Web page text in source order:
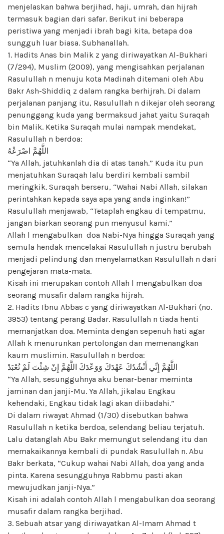
menjelaskan bahwa berjihad, haji, umrah, dan hijrah
termasuk bagian dari safar. Berikut ini beberapa
peristiwa yang menjadi ibrah bagi kita, betapa doa
sungguh luar biasa. Subhanallah.
1. Hadits Anas bin Malik z yang diriwayatkan Al-Bukhari
(7/294), Muslim (2009), yang mengisahkan perjalanan
Rasulullah n menuju kota Madinah ditemani oleh Abu
Bakr Ash-Shiddiq z dalam rangka berhijrah. Di dalam
perjalanan panjang itu, Rasulullah n dikejar oleh seorang
penunggang kuda yang bermaksud jahat yaitu Suraqah
bin Malik. Ketika Suraqah mulai nampak mendekat,
Rasulullah n berdoa:
اللَّهُمَّ اصْرَعْهُ
“Ya Allah, jatuhkanlah dia di atas tanah.” Kuda itu pun
menjatuhkan Suraqah lalu berdiri kembali sambil
meringkik. Suraqah berseru, “Wahai Nabi Allah, silakan
perintahkan kepada saya apa yang anda inginkan!”
Rasulullah menjawab, “Tetaplah engkau di tempatmu,
jangan biarkan seorang pun menyusul kami.”
Allah l mengabulkan doa Nabi-Nya hingga Suraqah yang
semula hendak mencelakai Rasulullah n justru berubah
menjadi pelindung dan menyelamatkan Rasulullah n dari
pengejaran mata-mata.
Kisah ini merupakan contoh Allah l mengabulkan doa
seorang musafir dalam rangka hijrah.
2. Hadits Ibnu Abbas c yang diriwayatkan Al-Bukhari (no.
3953) tentang perang Badar. Rasulullah n tiada henti
memanjatkan doa. Meminta dengan sepenuh hati agar
Allah k menurunkan pertolongan dan memenangkan
kaum muslimin. Rasulullah n berdoa:
اللَّهُمَّ إِنِّي أَنْشُدُكَ عَهْدَكَ وَوَعْدَكَ اللَّهُمَّ إِنْ شِئْتَ لَمْ تُعْبَدْ
“Ya Allah, sesungguhnya aku benar-benar meminta
jaminan dan janji-Mu. Ya Allah, jikalau Engkau
kehendaki, Engkau tidak lagi akan diibadahi.”
Di dalam riwayat Ahmad (1/30) disebutkan bahwa
Rasulullah n ketika berdoa, selendang beliau terjatuh.
Lalu datanglah Abu Bakr memungut selendang itu dan
memakaikannya kembali di pundak Rasulullah n. Abu
Bakr berkata, “Cukup wahai Nabi Allah, doa yang anda
pinta. Karena sesungguhnya Rabbmu pasti akan
mewujudkan janji-Nya.”
Kisah ini adalah contoh Allah l mengabulkan doa seorang
musafir dalam rangka berjihad.
3. Sebuah atsar yang diriwayatkan Al-Imam Ahmad t